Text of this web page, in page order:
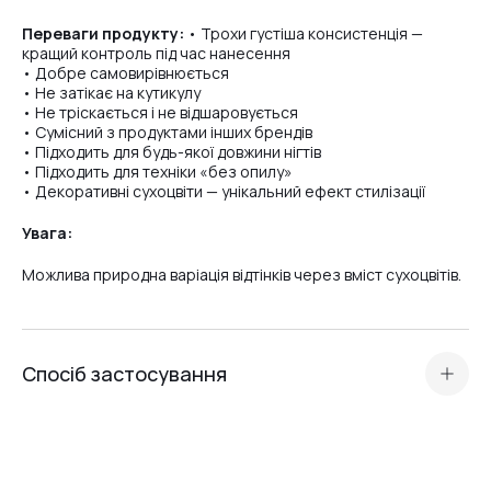
Переваги продукту: • Трохи густіша консистенція —
кращий контроль під час нанесення
• Добре самовирівнюється
• Не затікає на кутикулу
• Не тріскається і не відшаровується
• Сумісний з продуктами інших брендів
• Підходить для будь-якої довжини нігтів
• Підходить для техніки «без опилу»
• Декоративні сухоцвіти — унікальний ефект стилізації
Увага:
Можлива природна варіація відтінків через вміст сухоцвітів.
Спосіб застосування